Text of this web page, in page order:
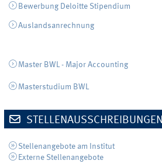
Bewerbung Deloitte Stipendium
Auslandsanrechnung
Master BWL - Major Accounting
Masterstudium BWL
STELLENAUSSCHREIBUNGEN
Stellenangebote am Institut
Externe Stellenangebote